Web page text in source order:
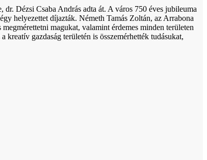
Dézsi Csaba András adta át. A város 750 éves jubileuma
helyezettet díjazták. Németh Tamás Zoltán, az Arrabona
magukat, valamint érdemes minden területen
gazdaság területén is összemérhették tudásukat,